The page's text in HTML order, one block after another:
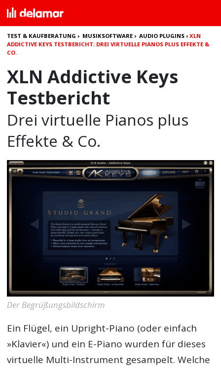
TEST & KAUFBERATUNG › MUSIKSOFTWARE ›AUDIO PLUGINS ›XLN
ADDICTIVE KEYS TESTBERICHT: DREI VIRTUELLE PIANOS PLUS EFFEKTE &
CO.
XLN Addictive Keys
Testbericht
Drei virtuelle Pianos plus
Effekte & Co.
Der Begrüßungsbildschirm
Ein Flügel, ein Upright-Piano (oder einfach
»Klavier«) und ein E-Piano wurden für dieses
virtuelle Multi-Instrument gesampelt. Welche